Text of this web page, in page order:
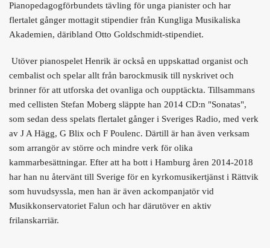
Pianopedagogförbundets tävling för unga pianister och har
flertalet gånger mottagit stipendier från Kungliga Musikaliska
Akademien, däribland Otto Goldschmidt-stipendiet.
Utöver pianospelet Henrik är också en uppskattad organist och
cembalist och spelar allt från barockmusik till nyskrivet och
brinner för att utforska det ovanliga och oupptäckta. Tillsammans
med cellisten Stefan Moberg släppte han 2014 CD:n "Sonatas",
som sedan dess spelats flertalet gånger i Sveriges Radio, med verk
av J A Hägg, G Blix och F Poulenc. Därtill är han även verksam
som arrangör av större och mindre verk för olika
kammarbesättningar. Efter att ha bott i Hamburg åren 2014-2018
har han nu återvänt till Sverige för en kyrkomusikertjänst i Rättvik
som huvudsyssla, men han är även ackompanjatör vid
Musikkonservatoriet Falun och har därutöver en aktiv
frilanskarriär.